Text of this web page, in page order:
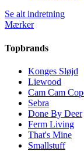
Se alt indretning
Mærker
Topbrands
Konges Sløjd
Liewood
Cam Cam
Sebra
Done By Deer
Ferm Living
That's Mine
Smallstuff